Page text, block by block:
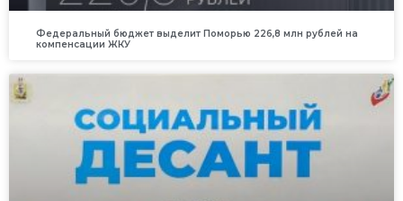
Федеральный бюджет выделит Поморью 226,8 млн рублей на
компенсации ЖКУ